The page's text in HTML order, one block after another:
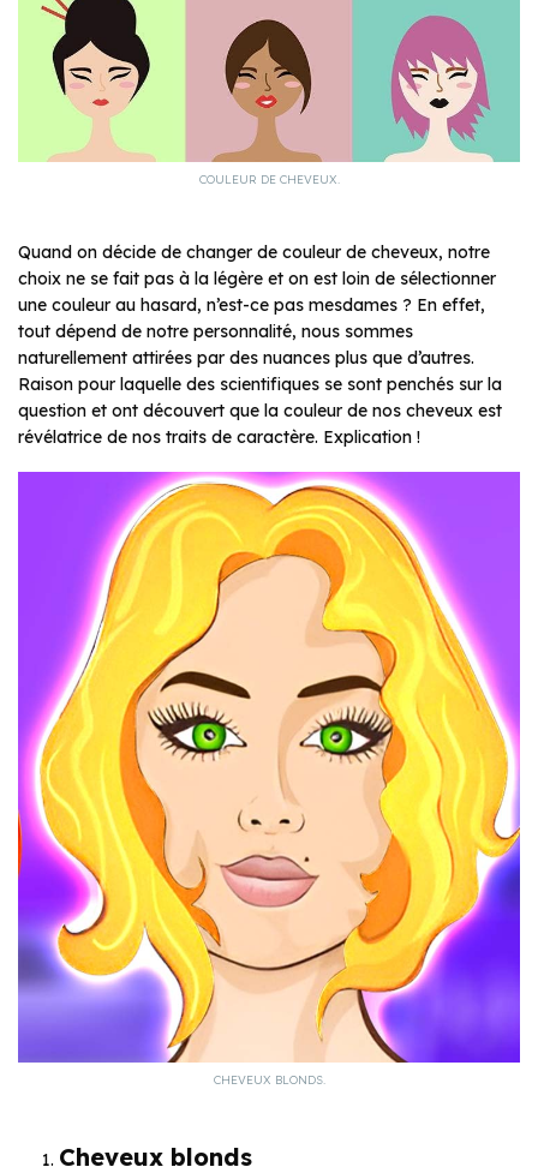
COULEUR DE CHEVEUX.
Quand on décide de changer de couleur de cheveux, notre
choix ne se fait pas à la légère et on est loin de sélectionner
une couleur au hasard, n’est-ce pas mesdames ? En effet,
tout dépend de notre personnalité, nous sommes
naturellement attirées par des nuances plus que d’autres.
Raison pour laquelle des scientifiques se sont penchés sur la
question et ont découvert que la couleur de nos cheveux est
révélatrice de nos traits de caractère. Explication !
CHEVEUX BLONDS.
Cheveux blonds